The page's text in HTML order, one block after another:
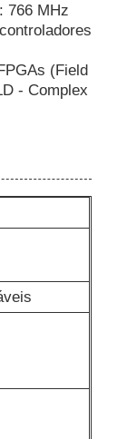
766 MHz
(Field
- Complex